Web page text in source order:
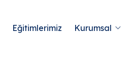
Eğitimlerimiz Kurumsal